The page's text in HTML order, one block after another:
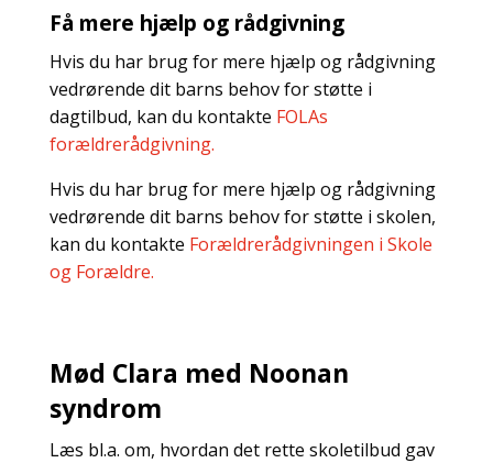
Få mere hjælp og rådgivning
Hvis du har brug for mere hjælp og rådgivning
vedrørende dit barns behov for støtte i
dagtilbud, kan du kontakte FOLAs
forældrerådgivning.
Hvis du har brug for mere hjælp og rådgivning
vedrørende dit barns behov for støtte i skolen,
kan du kontakte Forældrerådgivningen i Skole
og Forældre.
Mød Clara med Noonan
syndrom
Læs bl.a. om, hvordan det rette skoletilbud gav